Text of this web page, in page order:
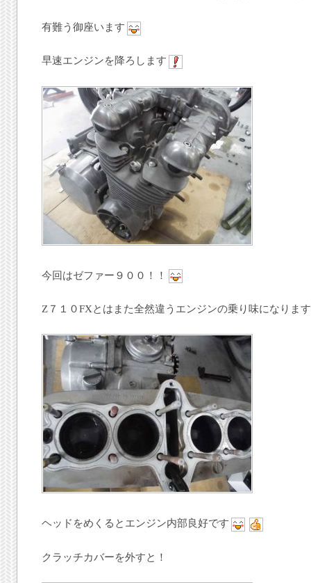
有難う御座います
早速エンジンを降ろします
今回はゼファー９００！！
Z７１０FXとはまた全然違うエンジンの乗り味になります
ヘッドをめくるとエンジン内部良好です
クラッチカバーを外すと！